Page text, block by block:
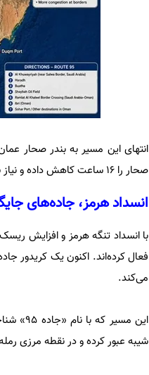
انتهای این مسیر به بندر صحار
صحار را ۱۶ ساعت کاهش داده و نیاز به عبور از امارات را حذف کرده است.
انسداد هرمز، جاده‌های
با انسداد تنگه هرمز و افزایش
فعال کرده‌اند. اکنون یک کریدور
می‌کند.
این
شیبه عبور کرده و در نقطه مرزی